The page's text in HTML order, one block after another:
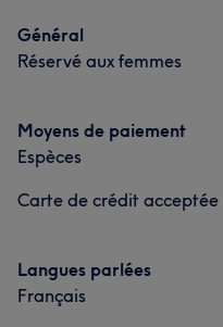
Général
Réservé aux femmes
Moyens de paiement
Espèces
Carte de crédit acceptée
Langues parlées
Français